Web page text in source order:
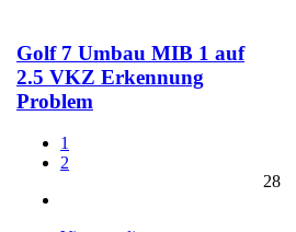
Golf 7 Umbau MIB 1 auf
2.5 VKZ Erkennung
Problem
1
2
28